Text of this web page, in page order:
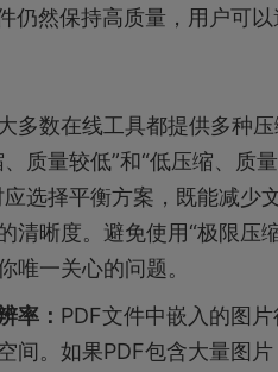
仍然保持高质量，用户可
多数在线工具都提供多种
质量较低”和“低压缩、质量
选择平衡方案，既能减少
清晰度。避免使用“极限压
唯一关心的问题。
率： PDF文件中嵌入的图片
间。如果PDF包含大量图片